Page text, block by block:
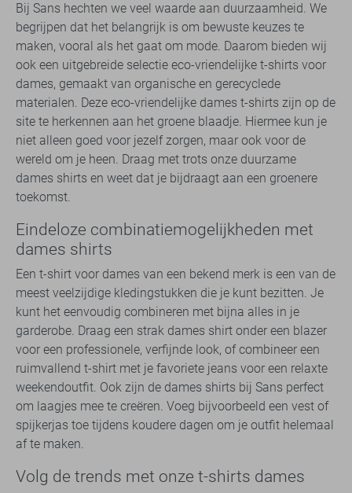
Bij Sans hechten we veel waarde aan duurzaamheid. We
begrijpen dat het belangrijk is om bewuste keuzes te
maken, vooral als het gaat om mode. Daarom bieden wij
ook een uitgebreide selectie eco-vriendelijke t-shirts voor
dames, gemaakt van organische en gerecyclede
materialen. Deze eco-vriendelijke dames t-shirts zijn op de
site te herkennen aan het groene blaadje. Hiermee kun je
niet alleen goed voor jezelf zorgen, maar ook voor de
wereld om je heen. Draag met trots onze duurzame
dames shirts en weet dat je bijdraagt aan een groenere
toekomst.
Eindeloze combinatiemogelijkheden met
dames shirts
Een t-shirt voor dames van een bekend merk is een van de
meest veelzijdige kledingstukken die je kunt bezitten. Je
kunt het eenvoudig combineren met bijna alles in je
garderobe. Draag een strak dames shirt onder een blazer
voor een professionele, verfijnde look, of combineer een
ruimvallend t-shirt met je favoriete jeans voor een relaxte
weekendoutfit. Ook zijn de dames shirts bij Sans perfect
om laagjes mee te creëren. Voeg bijvoorbeeld een vest of
spijkerjas toe tijdens koudere dagen om je outfit helemaal
af te maken.
Volg de trends met onze t-shirts dames